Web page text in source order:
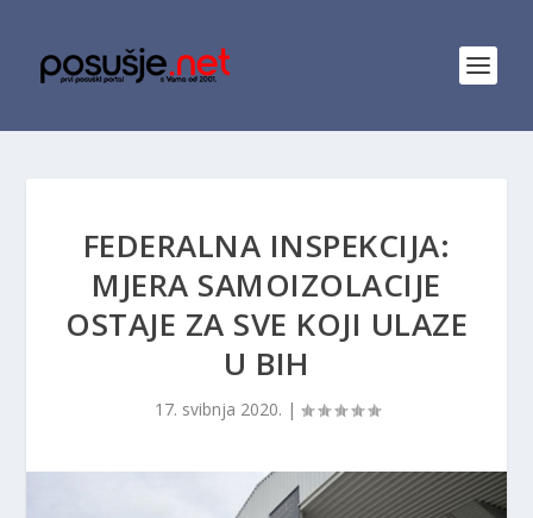
FEDERALNA INSPEKCIJA:
MJERA SAMOIZOLACIJE
OSTAJE ZA SVE KOJI ULAZE
U BIH
17. svibnja 2020. |